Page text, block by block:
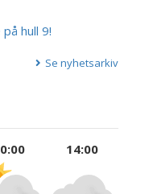
hull 9!
Se nyhetsarkiv
14:00